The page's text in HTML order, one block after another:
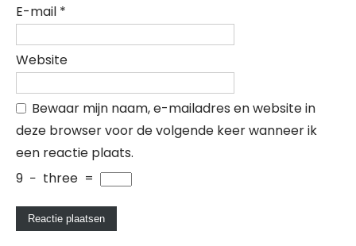
E-mail *
Website
Bewaar mijn naam, e-mailadres en website in
deze browser voor de volgende keer wanneer ik
een reactie plaats.
9 − three =